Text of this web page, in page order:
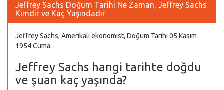
Jeffrey Sachs Doğum Tarihi Ne Zaman, Jeffrey Sachs
Kimdir ve Kaç Yaşındadır
Jeffrey Sachs, Amerikalı ekonomist, Doğum Tarihi 05 Kasım
1954 Cuma.
Jeffrey Sachs hangi tarihte doğdu
ve şuan kaç yaşında?